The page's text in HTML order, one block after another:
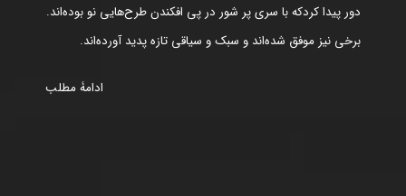
دور پیدا کردکه با سری پر شور در پی افکندن طرح‌هایی نو بوده‌اند.
برخی نیز موفق شده‌اند و سبک و سیاقی تازه پدید آورده‌اند.
ادامۀ مطلب